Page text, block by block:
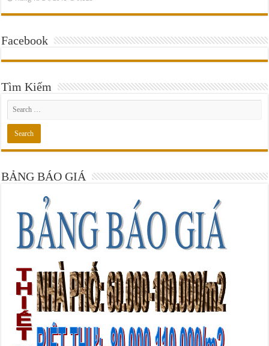
Facebook
Tìm Kiếm
BẢNG BÁO GIÁ